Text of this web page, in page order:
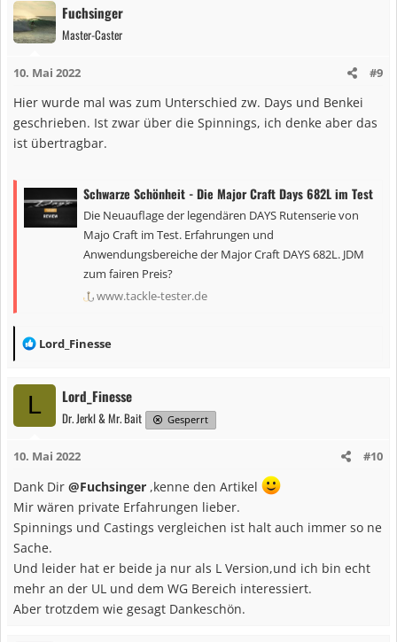
Fuchsinger
Master-Caster
10. Mai 2022 #9
Hier wurde mal was zum Unterschied zw. Days und Benkei
geschrieben. Ist zwar über die Spinnings, ich denke aber das
ist übertragbar.
Schwarze Schönheit - Die Major Craft Days 682L im Test
Die Neuauflage der legendären DAYS Rutenserie von
Majo Craft im Test. Erfahrungen und
Anwendungsbereiche der Major Craft DAYS 682L. JDM
zum fairen Preis?
www.tackle-tester.de
R
a
o
n
:
Lord_Finesse
L Lord_Finesse
Dr. Jerkl & Mr. Bait Gesperrt
10. Mai 2022 #10
Dank Dir @Fuchsinger ,kenne den Artikel
Mir wären private Erfahrungen lieber.
Spinnings und Castings vergleichen ist halt auch immer so ne
Sache.
Und leider hat er beide ja nur als L Version,und ich bin echt
mehr an der UL und dem WG Bereich interessiert.
Aber trotzdem wie gesagt Dankeschön.